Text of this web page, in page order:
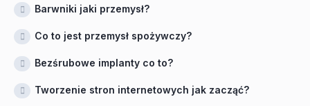
Barwniki jaki przemysł?
Co to jest przemysł spożywczy?
Bezśrubowe implanty co to?
Tworzenie stron internetowych jak zacząć?